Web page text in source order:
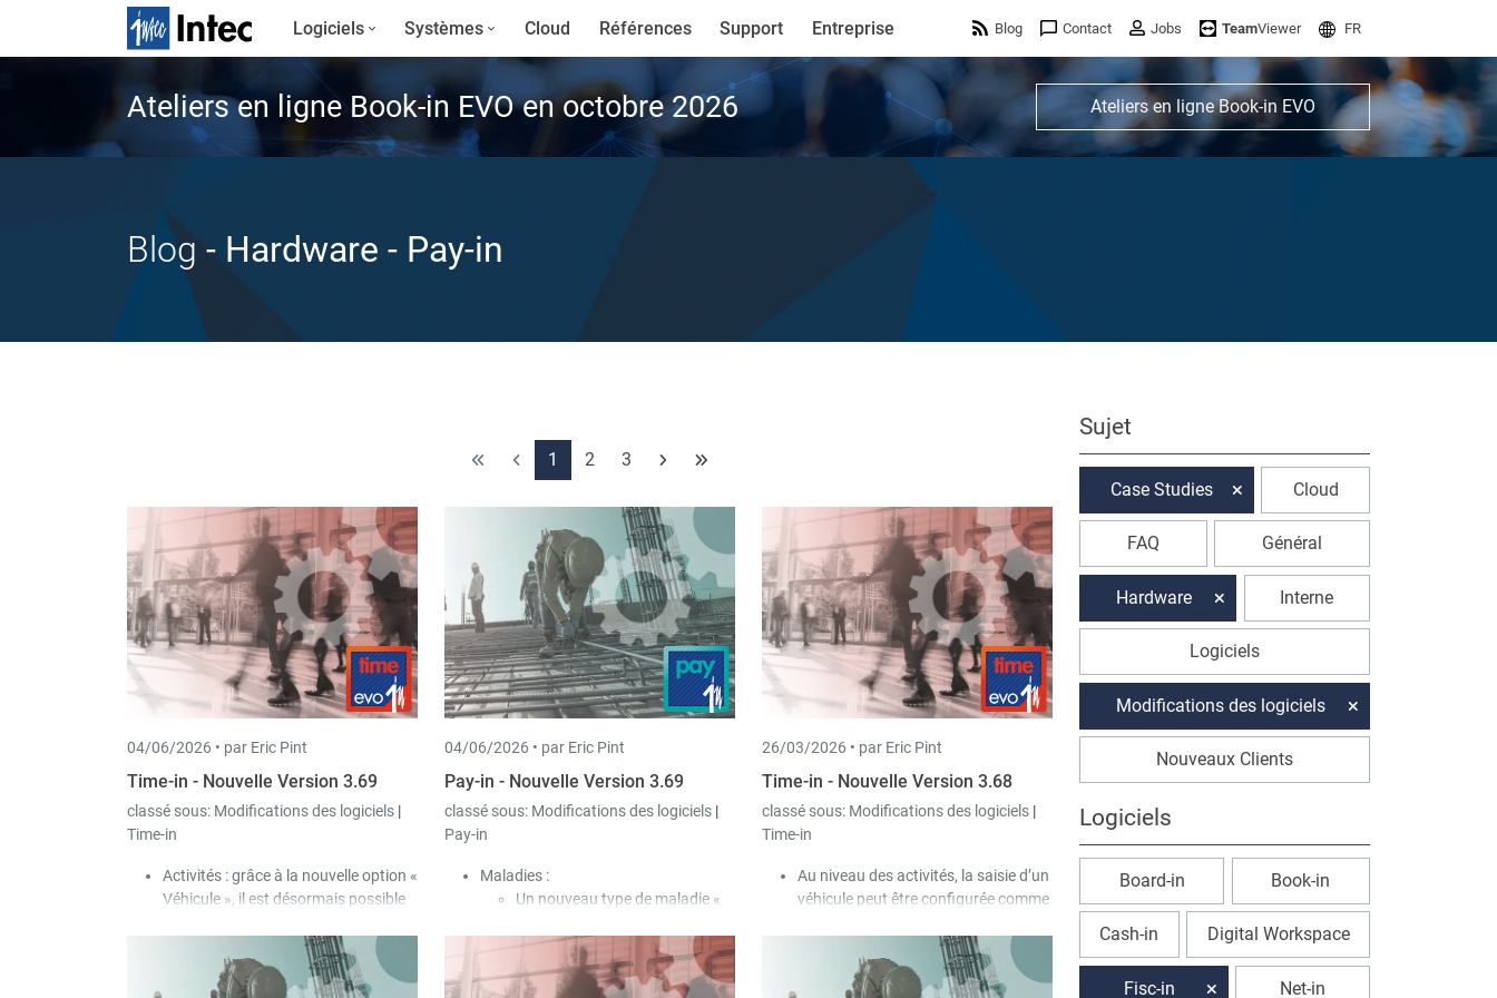
Logiciels Systèmes Cloud Références Support Entreprise Blog Contact Jobs TeamViewer FR
Ateliers en ligne Book-in EVO en octobre 2026 Ateliers en ligne Book-in EVO
Blog - Hardware - Pay-in
1 2 3
04/06/2026 • par Eric Pint
Time-in - Nouvelle Version 3.69
classé sous: Modifications des logiciels |
Time-in
Activités : grâce à la nouvelle option «
Véhicule », il est désormais possible
véhicule est autorisée ou obligatoire
pour l’utilisateur lors de l’encodage
du temps de travail / pointage.
04/06/2026 • par Eric Pint
Pay-in - Nouvelle Version 3.69
classé sous: Modifications des logiciels |
Pay-in
Maladies :
Un nouveau type de maladie «
Dans ce cas, afin que
l’employeur ne doive rien
débourser, le type de paiement «
26/03/2026 • par Eric Pint
Time-in - Nouvelle Version 3.68
classé sous: Modifications des logiciels |
Time-in
Au niveau des activités, la saisie d’un
véhicule peut être configurée comme
l’écran des temps de travail et de
pointage.
Dans les projets, l’utilisateur ayant
Sujet
Case Studies Cloud
FAQ Général
Hardware Interne
Logiciels
Modifications des logiciels
Nouveaux Clients
Logiciels
Board-in Book-in
Cash-in Digital Workspace
Fisc-in Net-in